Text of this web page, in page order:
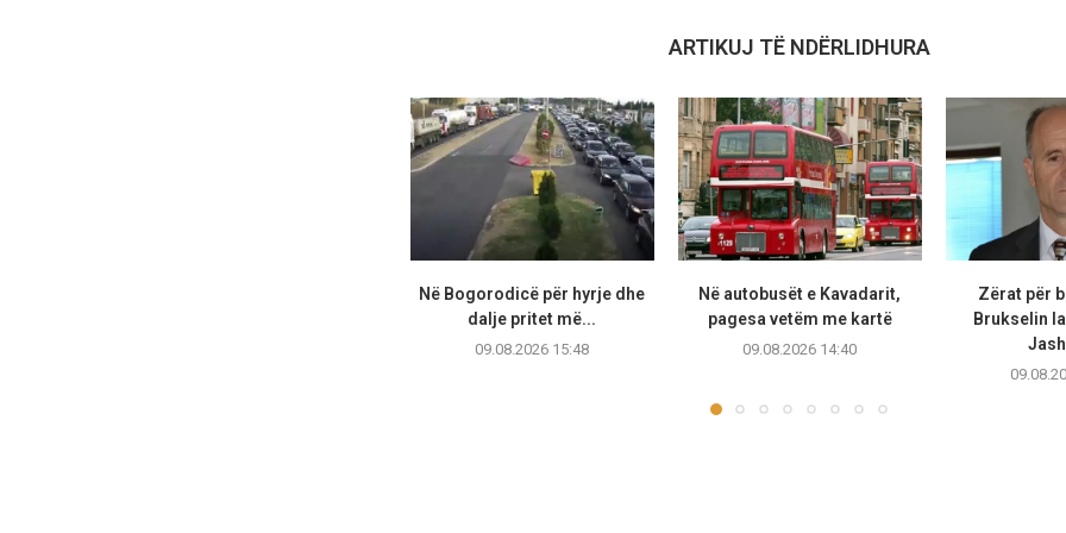
ARTIKUJ TË NDËRLIDHURA
Në Bogorodicë për hyrje dhe
dalje pritet më...
09.08.2026 15:48
Në autobusët e Kavadarit,
pagesa vetëm me kartë
09.08.2026 14:40
Zërat për
Brukselin